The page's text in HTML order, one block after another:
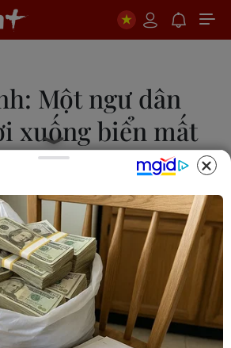
Một ngư dân
xuống biển mất
cá đang khai thác tại vùng
tỉnh Quảng Bình khoảng 63
Bắc, thuyền viên Nguyễn
rơi xuống biển.